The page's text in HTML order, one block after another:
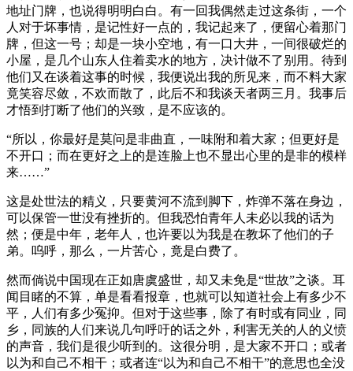
地址门牌，也说得明明白白。有一回我偶然走过这条街，一个
人对于坏事情，是记性好一点的，我记起来了，便留心着那门
牌，但这一号；却是一块小空地，有一口大井，一间很破烂的
小屋，是几个山东人住着卖水的地方，决计做不了别用。待到
他们又在谈着这事的时候，我便说出我的所见来，而不料大家
竟笑容尽敛，不欢而散了，此后不和我谈天者两三月。我事后
才悟到打断了他们的兴致，是不应该的。
“所以，你最好是莫问是非曲直，一味附和着大家；但更好是
不开口；而在更好之上的是连脸上也不显出心里的是非的模样
来……”
这是处世法的精义，只要黄河不流到脚下，炸弹不落在身边，
可以保管一世没有挫折的。但我恐怕青年人未必以我的话为
然；便是中年，老年人，也许要以为我是在教坏了他们的子
弟。呜呼，那么，一片苦心，竟是白费了。
然而倘说中国现在正如唐虞盛世，却又未免是“世故”之谈。耳
闻目睹的不算，单是看看报章，也就可以知道社会上有多少不
平，人们有多少冤抑。但对于这些事，除了有时或有同业，同
乡，同族的人们来说几句呼吁的话之外，利害无关的人的义愤
的声音，我们是很少听到的。这很分明，是大家不开口；或者
以为和自己不相干；或者连“以为和自己不相干”的意思也全没